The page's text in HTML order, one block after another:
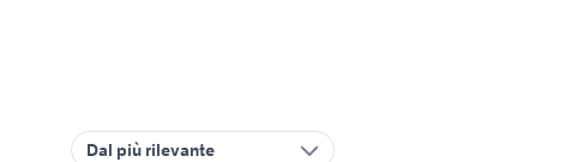
Dal più rilevante